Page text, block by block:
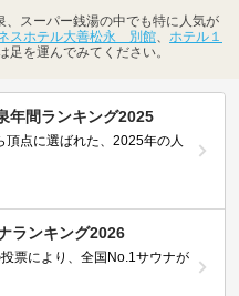
スーパー銭湯の中でも特に人気が
スホテル大善松永 別館、 ホテル１
足を運んでみてください。
年間ランキング2025
頂点に選ばれた、2025年の人
ランキング2026
票により、全国No.1サウナが